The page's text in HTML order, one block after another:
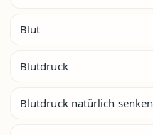
Blut
Blutdruck
Blutdruck natürlich senken